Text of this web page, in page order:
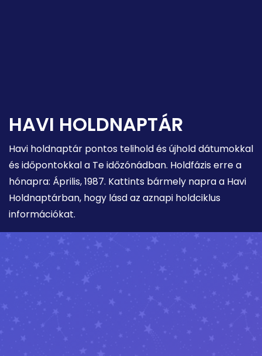
HAVI HOLDNAPTÁR
Havi holdnaptár pontos telihold és újhold dátumokkal
és időpontokkal a Te időzónádban. Holdfázis erre a
hónapra: Április, 1987. Kattints bármely napra a Havi
Holdnaptárban, hogy lásd az aznapi holdciklus
információkat.